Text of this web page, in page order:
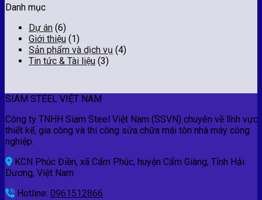
Danh mục
Dự án (6)
Giới thiệu (1)
Sản phẩm và dịch vụ (4)
Tin tức & Tài liệu (3)
SIAM STEEL VIỆT NAM
Công ty TNHH Siam Steel Việt Nam (SSVN) chuyên về lĩnh vực
thiết kế, gia công và thi công sửa chữa mái tôn nhà máy công
nghiệp.
KCN Phúc Điền, xã Cẩm Phúc, huyện Cẩm Giàng, Tỉnh Hải
Dương, Việt Nam
Hotline: 0961512866